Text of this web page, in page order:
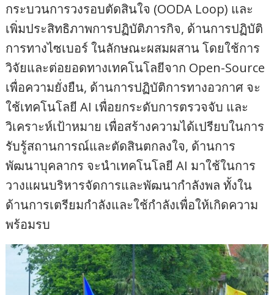
กระบวนการวงรอบตัดสินใจ (OODA Loop) และ
เพิ่มประสิทธิภาพการปฏิบัติภารกิจ, ด้านการปฏิบัติ
การทางไซเบอร์ ในลักษณะผสมผสาน โดยใช้การ
วิจัยและต่อยอดทางเทคโนโลยีจาก Open-Source
เพื่อความยั่งยืน, ด้านการปฏิบัติการทางอวกาศ จะ
ใช้เทคโนโลยี AI เพื่อยกระดับการตรวจจับ และ
วิเคราะห์เป้าหมาย เพื่อสร้างความได้เปรียบในการ
รับรู้สถานการณ์และตัดสินตกลงใจ, ด้านการ
พัฒนาบุคลากร จะนำเทคโนโลยี AI มาใช้ในการ
วางแผนบริหารจัดการและพัฒนากำลังพล ทั้งใน
ด้านการเตรียมกำลังและใช้กำลังเพื่อให้เกิดความ
พร้อมรบ